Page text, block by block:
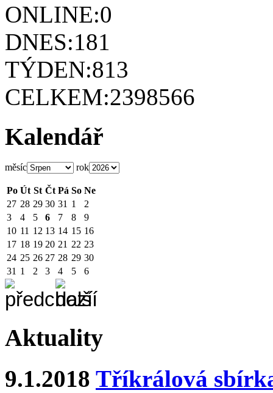
ONLINE:0
DNES:181
TÝDEN:813
CELKEM:2398566
Kalendář
měsíc rok
Po Út St Čt Pá So Ne
27 28 29 30 31 1
2
3
4 5 6 7 8
9
10 11 12 13 14 15 16
17 18 19 20 21 22 23
24 25 26 27 28 29 30
31 1 2 3 4 5 6
Aktuality
9.1.2018 Tříkrálová